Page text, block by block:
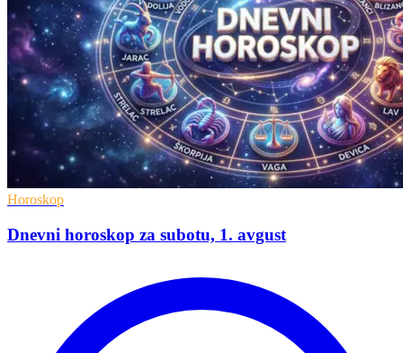
Horoskop
Dnevni horoskop za subotu, 1. avgust